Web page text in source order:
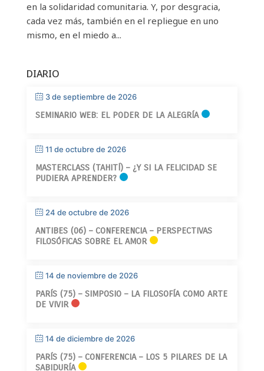
en la solidaridad comunitaria. Y, por desgracia,
cada vez más, también en el repliegue en uno
mismo, en el miedo a...
DIARIO
3 de septiembre de 2026
SEMINARIO WEB: EL PODER DE LA ALEGRÍA
11 de octubre de 2026
MASTERCLASS (TAHITÍ) – ¿Y SI LA FELICIDAD SE
PUDIERA APRENDER?
24 de octubre de 2026
ANTIBES (06) – CONFERENCIA – PERSPECTIVAS
FILOSÓFICAS SOBRE EL AMOR
14 de noviembre de 2026
PARÍS (75) – SIMPOSIO – LA FILOSOFÍA COMO ARTE
DE VIVIR
14 de diciembre de 2026
PARÍS (75) – CONFERENCIA – LOS 5 PILARES DE LA
SABIDURÍA